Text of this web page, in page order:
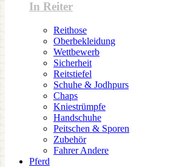
In Reiter
Reithose
Oberbekleidung
Wettbewerb
Sicherheit
Reitstiefel
Schuhe & Jodhpurs
Chaps
Kniestrümpfe
Handschuhe
Peitschen & Sporen
Zubehör
Fahrer Andere
Pferd